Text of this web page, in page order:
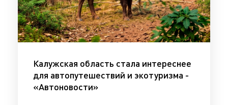
Калужская область стала интереснее
для автопутешествий и экотуризма -
«Автоновости»